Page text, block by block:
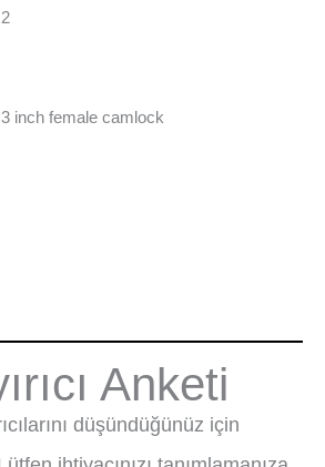
2
3 inch female camlock
Anketi
düşündüğünüz için